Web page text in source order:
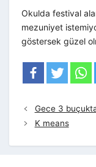
Okulda festival
mezuniyet
göstersek güzel
Gece 3
K means